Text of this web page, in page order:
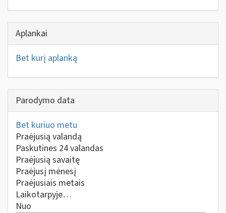
Aplankai
Bet kurį aplanką
Parodymo data
Bet kuriuo metu
Praėjusią valandą
Paskutines 24 valandas
Praėjusią savaitę
Praėjusį mėnesį
Praėjusiais metais
Laikotarpyje…
Nuo